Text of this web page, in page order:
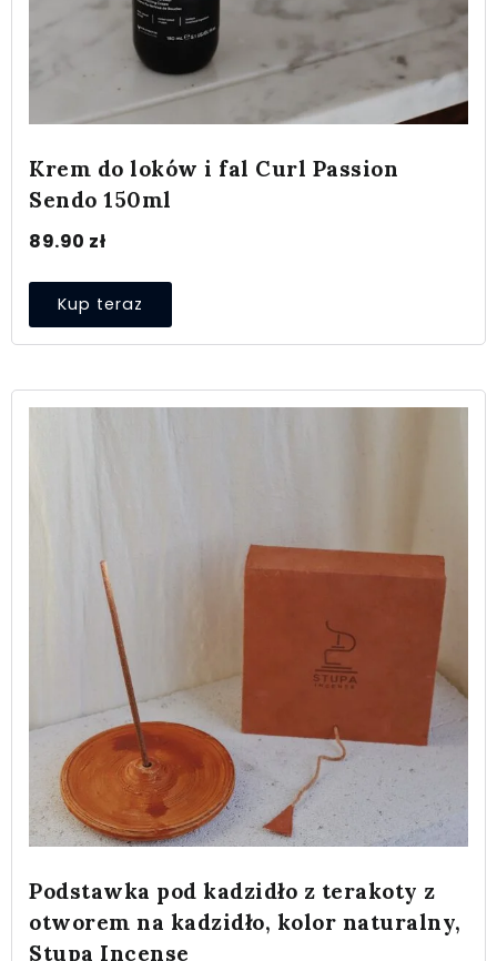
Krem do loków i fal Curl Passion
Sendo 150ml
89.90 zł
Kup teraz
Podstawka pod kadzidło z terakoty z
otworem na kadzidło, kolor naturalny,
Stupa Incense